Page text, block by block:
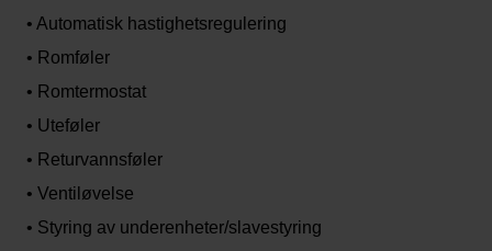
• Automatisk hastighetsregulering
• Romføler
• Romtermostat
• Uteføler
• Returvannsføler
• Ventiløvelse
• Styring av underenheter/slavestyring